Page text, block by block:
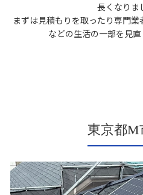
長くなりま
まずは見積もりを取ったり専門
などの生活の一部を見
東京都M